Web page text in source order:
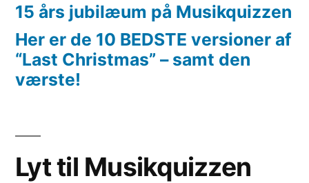
15 års jubilæum på Musikquizzen
Her er de 10 BEDSTE versioner af
“Last Christmas” – samt den
værste!
Lyt til Musikquizzen